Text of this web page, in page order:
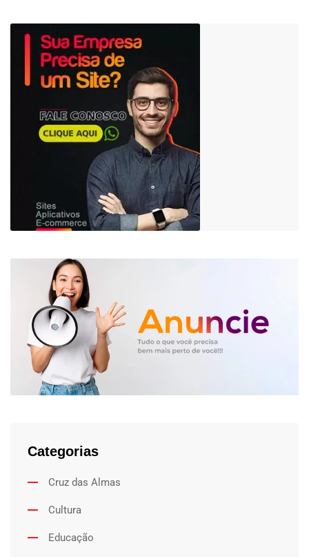
Categorias
Cruz das Almas
Cultura
Educação